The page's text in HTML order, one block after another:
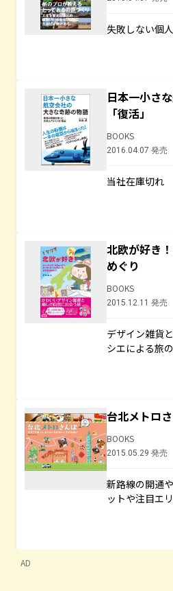
失敗しない個
日本一小さ
「復活」
BOOKS
2016.04.07 発売
当社在庫切れ
北欧が好き
めぐり
BOOKS
2015.12.11 発売
デザイン雑貨
シエによる旅
台北メトロ
BOOKS
2015.05.29 発売
新路線の開通
ットや注目エ
AD